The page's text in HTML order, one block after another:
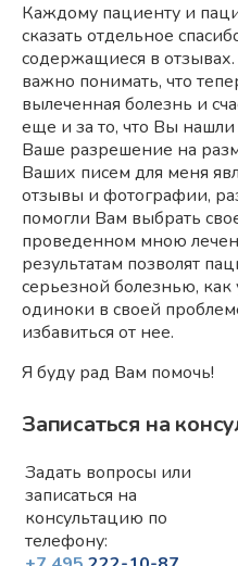
Каждому пациенту и
сказать отдельное
содержащиеся в
важно понимать, что
вылеченная болезнь и
еще и за то, что Вы
Ваше разрешение на
Ваших писем для меня
отзывы и фотографии,
помогли Вам выбрать
проведенном мною
результатам позволят
серьезной болезнью, как
одиноки в своей
избавиться от нее.
Я буду рад Вам помочь!
Записаться на
Задать вопросы или
записаться на
консультацию по
телефону: